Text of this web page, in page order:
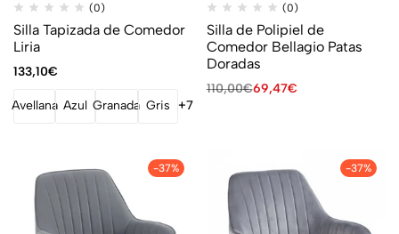
(0)
Silla Tapizada de Comedor
Liria
133,10€
Avellana Azul Granada Gris +7
(0)
Silla de Polipiel de
Comedor Bellagio Patas
Doradas
110,00€69,47€
-37% -37%